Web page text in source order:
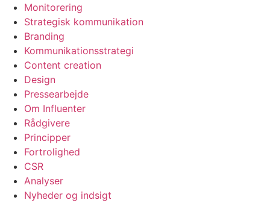
Monitorering
Strategisk kommunikation
Branding
Kommunikationsstrategi
Content creation
Design
Pressearbejde
Om Influenter
Rådgivere
Principper
Fortrolighed
CSR
Analyser
Nyheder og indsigt